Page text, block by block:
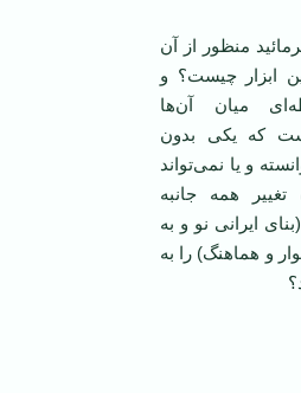
منظور از آن
ابزار چیست؟ و
میان آن‌ها
که یکی بدون
و یا نمی‌تواند
تغییر همه جانبه
ایرانی نو و به
و هماهنگ) را به